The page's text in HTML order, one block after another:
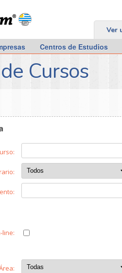
Ver
Centros de Estudios
Cursos